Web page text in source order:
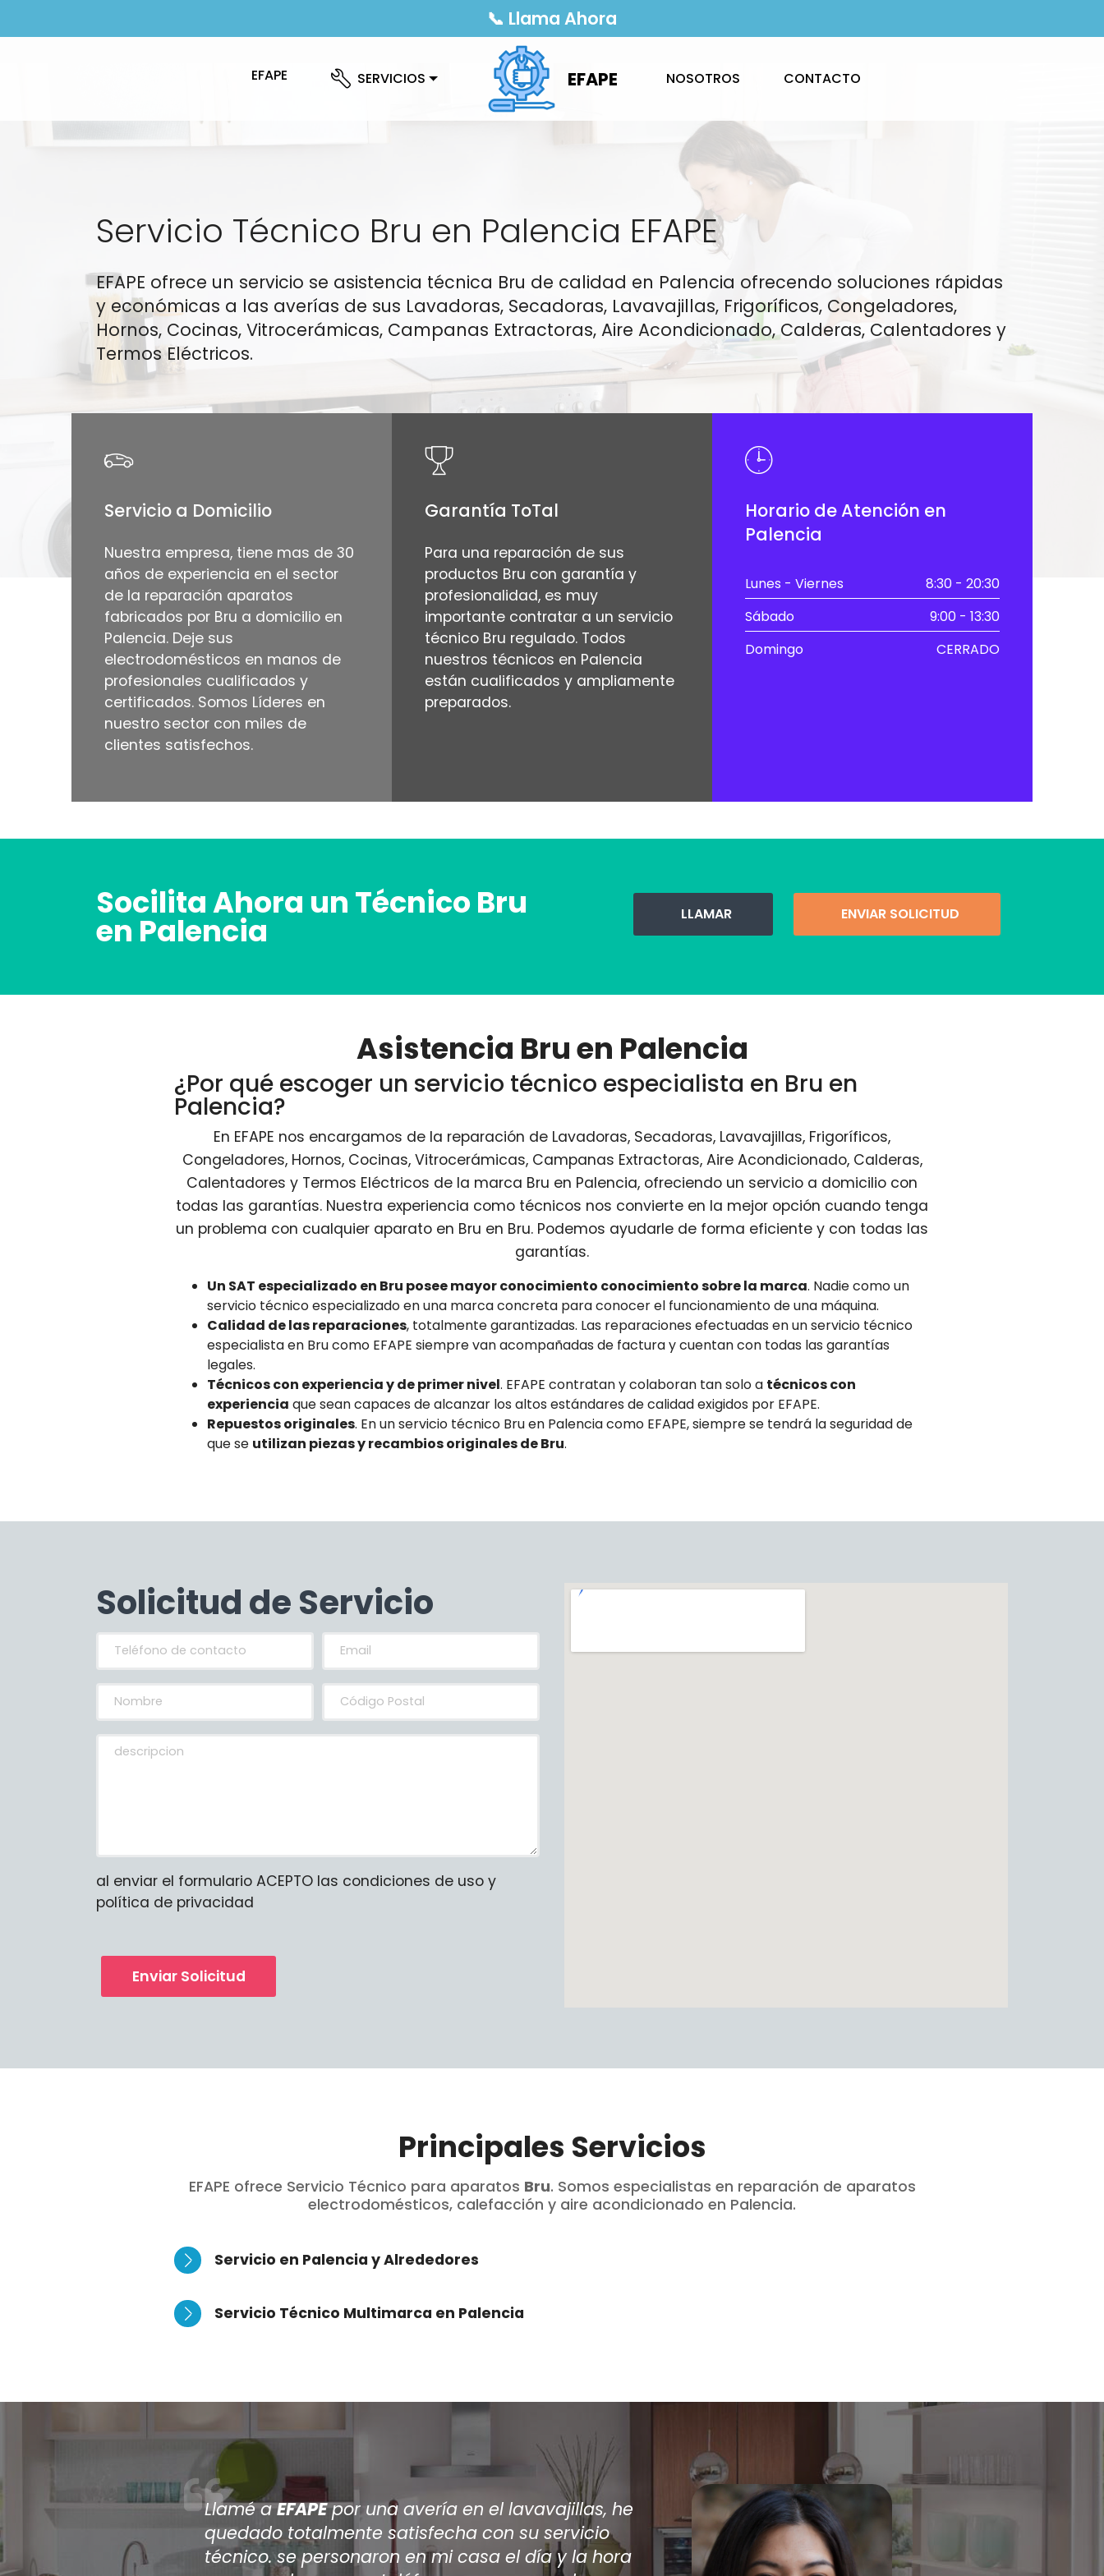
📞 Llama Ahora
EFAPE SERVICIOS EFAPE NOSOTROS CONTACTO
Servicio Técnico Bru en Palencia EFAPE
EFAPE ofrece un servicio se asistencia técnica Bru de calidad en Palencia ofrecendo soluciones rápidas
y económicas a las averías de sus Lavadoras, Secadoras, Lavavajillas, Frigoríficos, Congeladores,
Hornos, Cocinas, Vitrocerámicas, Campanas Extractoras, Aire Acondicionado, Calderas, Calentadores y
Termos Eléctricos.
Servicio a Domicilio
Nuestra empresa, tiene mas de 30
años de experiencia en el sector
de la reparación aparatos
fabricados por Bru a domicilio en
Palencia. Deje sus
electrodomésticos en manos de
profesionales cualificados y
certificados. Somos Líderes en
nuestro sector con miles de
clientes satisfechos.
Garantía ToTal
Para una reparación de sus
productos Bru con garantía y
profesionalidad, es muy
importante contratar a un servicio
técnico Bru regulado. Todos
nuestros técnicos en Palencia
están cualificados y ampliamente
preparados.
Horario de Atención en
Palencia
Lunes - Viernes
8:30 - 20:30
Sábado
9:00 - 13:30
Domingo
CERRADO
Socilita Ahora un Técnico Bru
en Palencia LLAMAR ENVIAR SOLICITUD
Asistencia Bru en Palencia
¿Por qué escoger un servicio técnico especialista en Bru en
Palencia?
En EFAPE nos encargamos de la reparación de Lavadoras, Secadoras, Lavavajillas, Frigoríficos,
Congeladores, Hornos, Cocinas, Vitrocerámicas, Campanas Extractoras, Aire Acondicionado, Calderas,
Calentadores y Termos Eléctricos de la marca Bru en Palencia, ofreciendo un servicio a domicilio con
todas las garantías. Nuestra experiencia como técnicos nos convierte en la mejor opción cuando tenga
un problema con cualquier aparato en Bru en Bru. Podemos ayudarle de forma eficiente y con todas las
garantías.
Un SAT especializado en Bru posee mayor conocimiento conocimiento sobre la marca. Nadie como un
servicio técnico especializado en una marca concreta para conocer el funcionamiento de una máquina.
Calidad de las reparaciones, totalmente garantizadas. Las reparaciones efectuadas en un servicio técnico
especialista en Bru como EFAPE siempre van acompañadas de factura y cuentan con todas las garantías
legales.
Técnicos con experiencia y de primer nivel. EFAPE contratan y colaboran tan solo a técnicos con
experiencia que sean capaces de alcanzar los altos estándares de calidad exigidos por EFAPE.
Repuestos originales. En un servicio técnico Bru en Palencia como EFAPE, siempre se tendrá la seguridad de
que se utilizan piezas y recambios originales de Bru.
Solicitud de Servicio
al enviar el formulario ACEPTO las condiciones de uso y
política de privacidad
Enviar Solicitud
Principales Servicios
EFAPE ofrece Servicio Técnico para aparatos Bru. Somos especialistas en reparación de aparatos
electrodomésticos, calefacción y aire acondicionado en Palencia.
Servicio en Palencia y Alrededores
Servicio Técnico Multimarca en Palencia
Después de que varios técnicos viniesen a casa a
reparar mi aire acondicionado encontré por internet
aEFAPE, han sido los únicos en dar una solución a mi